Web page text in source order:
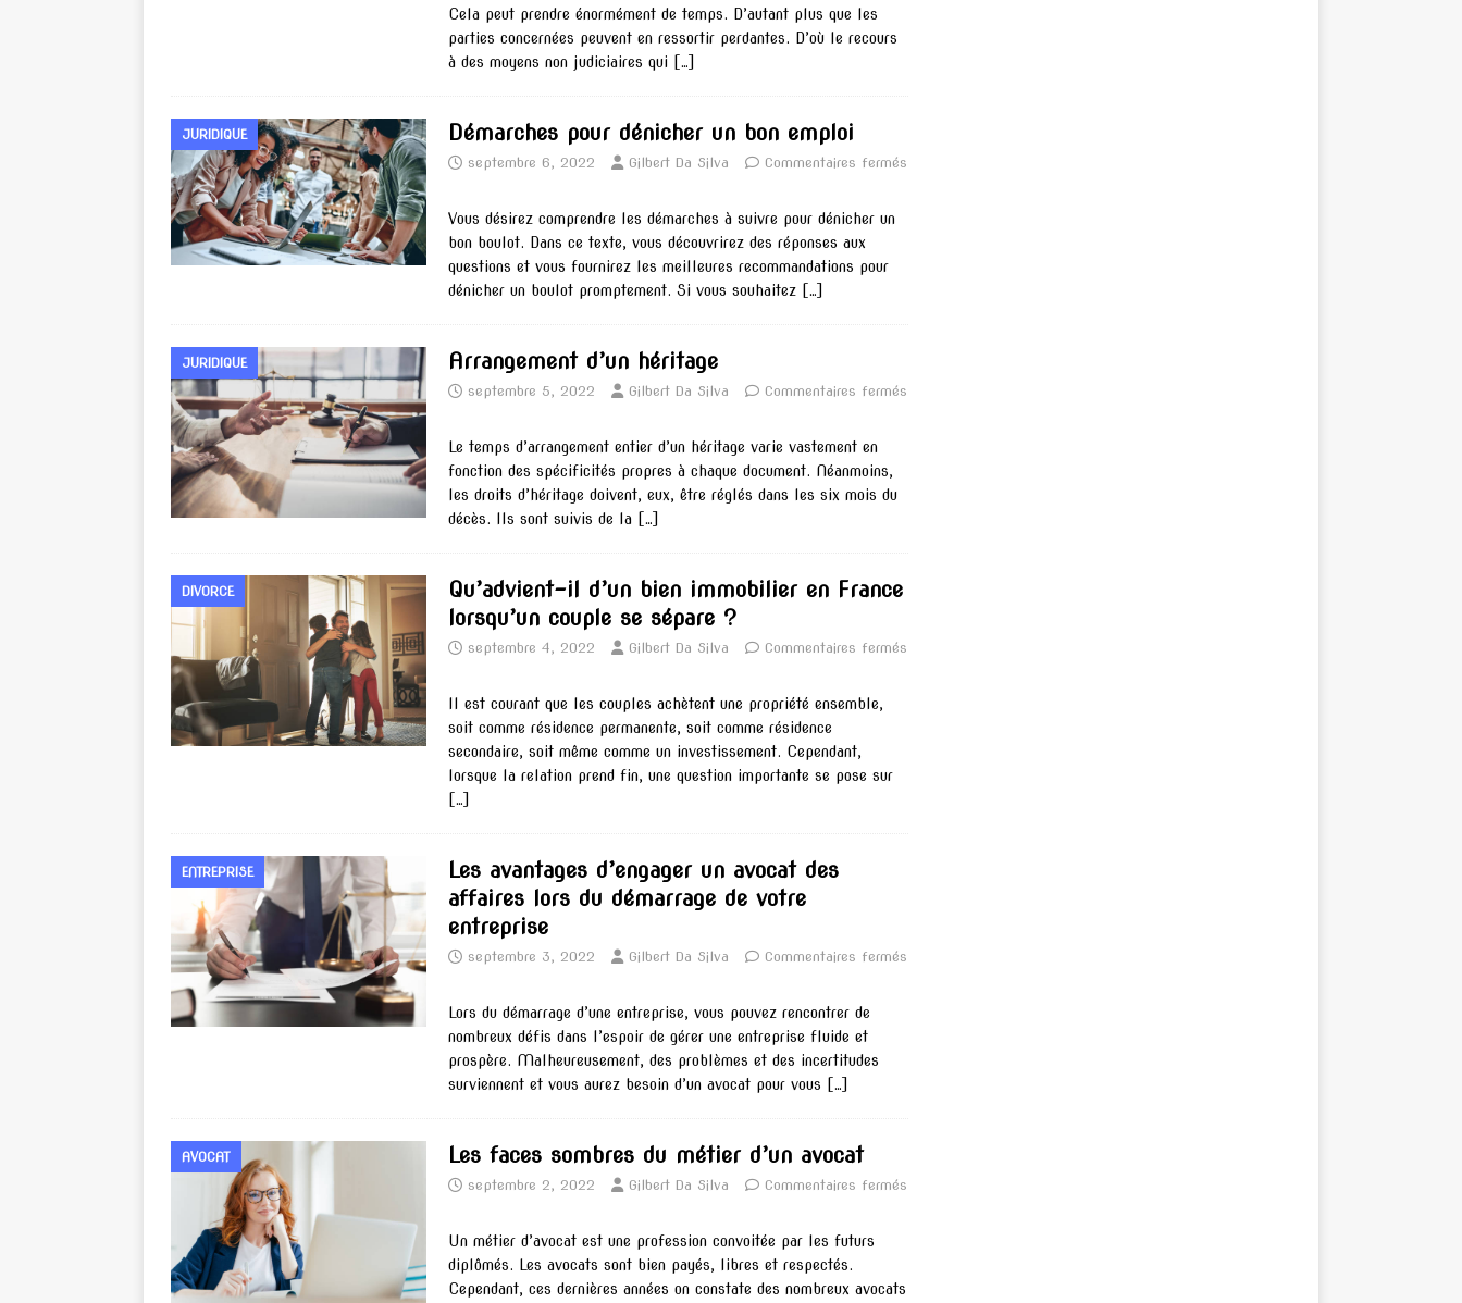
Cela peut prendre énormément de temps. D’autant plus que les
parties concernées peuvent en ressortir perdantes. D’où le recours
à des moyens non judiciaires qui
[…]
JURIDIQUE Démarches pour dénicher un bon emploi
septembre 6, 2022 Gilbert Da Silva Commentaires fermés
Vous désirez comprendre les démarches à suivre pour dénicher un
bon boulot. Dans ce texte, vous découvrirez des réponses aux
questions et vous fournirez les meilleures recommandations pour
dénicher un boulot promptement. Si vous souhaitez
[…]
JURIDIQUE Arrangement d’un héritage
septembre 5, 2022 Gilbert Da Silva Commentaires fermés
Le temps d’arrangement entier d’un héritage varie vastement en
fonction des spécificités propres à chaque document. Néanmoins,
les droits d’héritage doivent, eux, être réglés dans les six mois du
décès. Ils sont suivis de la
[…]
DIVORCE
Qu’advient-il d’un bien immobilier en France
lorsqu’un couple se sépare ?
septembre 4, 2022 Gilbert Da Silva Commentaires fermés
Il est courant que les couples achètent une propriété ensemble,
soit comme résidence permanente, soit comme résidence
secondaire, soit même comme un investissement. Cependant,
lorsque la relation prend fin, une question importante se pose sur
[…]
ENTREPRISE
Les avantages d’engager un avocat des
affaires lors du démarrage de votre
entreprise
septembre 3, 2022 Gilbert Da Silva Commentaires fermés
Lors du démarrage d’une entreprise, vous pouvez rencontrer de
nombreux défis dans l’espoir de gérer une entreprise fluide et
prospère. Malheureusement, des problèmes et des incertitudes
surviennent et vous aurez besoin d’un avocat pour vous
[…]
AVOCAT Les faces sombres du métier d’un avocat
septembre 2, 2022 Gilbert Da Silva Commentaires fermés
Un métier d’avocat est une profession convoitée par les futurs
diplômés. Les avocats sont bien payés, libres et respectés.
Cependant, ces dernières années on constate des nombreux avocats